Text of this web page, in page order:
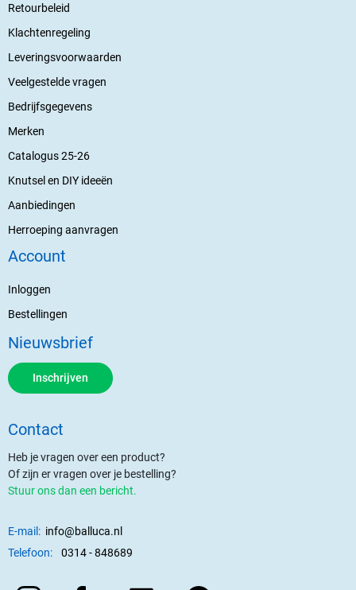
Retourbeleid
Klachtenregeling
Leveringsvoorwaarden
Veelgestelde vragen
Bedrijfsgegevens
Merken
Catalogus 25-26
Knutsel en DIY ideeën
Aanbiedingen
Herroeping aanvragen
Account
Inloggen
Bestellingen
Nieuwsbrief
Inschrijven
Contact
Heb je vragen over een product?
Of zijn er vragen over je bestelling?
Stuur ons dan een bericht.
E-mail: info@balluca.nl
Telefoon:
0314 - 848689